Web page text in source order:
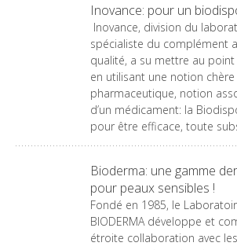
Inovance: pour un
Inovance, division du
spécialiste du complément
qualité, a su mettre au
en utilisant une notion chère
pharmaceutique, notion
d’un médicament: la
pour être efficace, toute
Bioderma: une gamme
pour peaux sensibles !
Fondé en 1985, le
BIODERMA développe et
étroite collaboration avec